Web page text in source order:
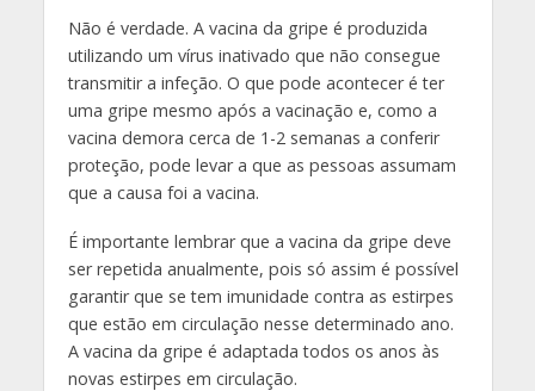
Não é verdade. A vacina da gripe é produzida
utilizando um vírus inativado que não consegue
transmitir a infeção. O que pode acontecer é ter
uma gripe mesmo após a vacinação e, como a
vacina demora cerca de 1-2 semanas a conferir
proteção, pode levar a que as pessoas assumam
que a causa foi a vacina.
É importante lembrar que a vacina da gripe deve
ser repetida anualmente, pois só assim é possível
garantir que se tem imunidade contra as estirpes
que estão em circulação nesse determinado ano.
A vacina da gripe é adaptada todos os anos às
novas estirpes em circulação.